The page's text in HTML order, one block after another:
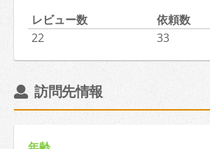
レビュー数
22
依頼数
33
訪問先情報